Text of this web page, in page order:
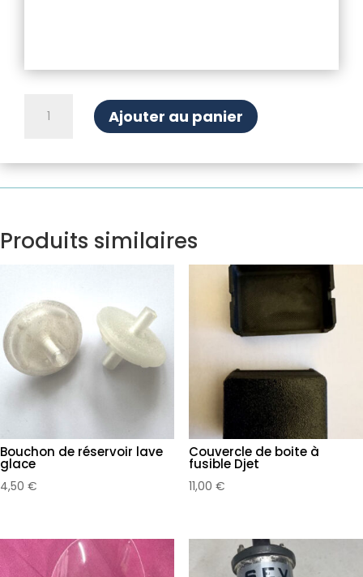
Ajouter au panier
Produits similaires
Bouchon de réservoir lave
glace
4,50 €
Couvercle de boite à
fusible Djet
11,00 €